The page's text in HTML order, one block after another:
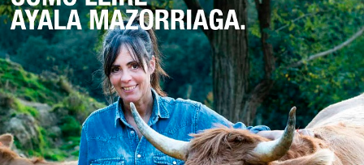
Iragarki-taula
Lursail Market